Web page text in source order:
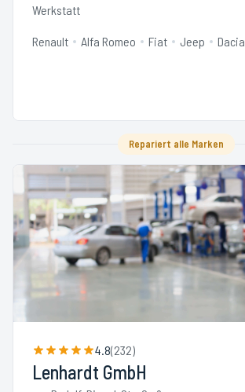
Werkstatt
Renault Alfa Romeo Fiat Jeep Dacia
Repariert alle Marken
4.8(232)
Lenhardt GmbH